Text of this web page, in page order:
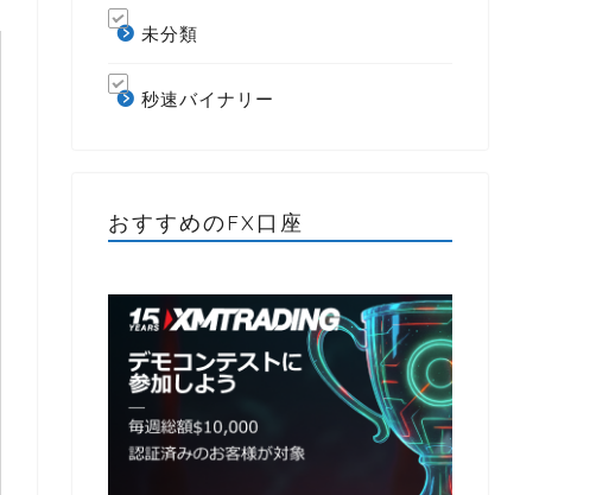
未分類
秒速バイナリー
おすすめのFX口座